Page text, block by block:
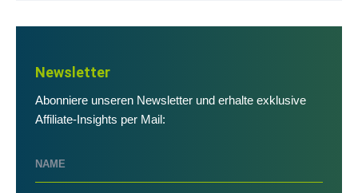
Newsletter
Abonniere unseren Newsletter und erhalte exklusive
Affiliate-Insights per Mail: